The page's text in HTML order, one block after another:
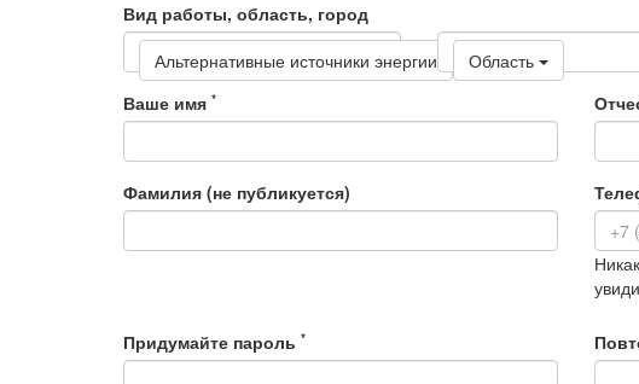
Вид работы, область, город
Альтернативные источники энергии
Область
Ваше имя *
Фамилия (не публикуется)
Придумайте пароль *